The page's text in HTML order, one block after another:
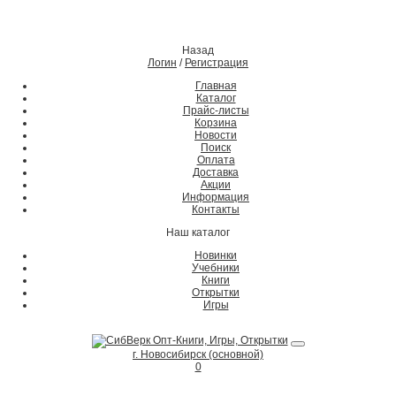
Назад
Логин / Регистрация
Главная
Каталог
Прайс-листы
Корзина
Новости
Поиск
Оплата
Доставка
Акции
Информация
Контакты
Наш каталог
Новинки
Учебники
Книги
Открытки
Игры
г. Новосибирск (основной)
0